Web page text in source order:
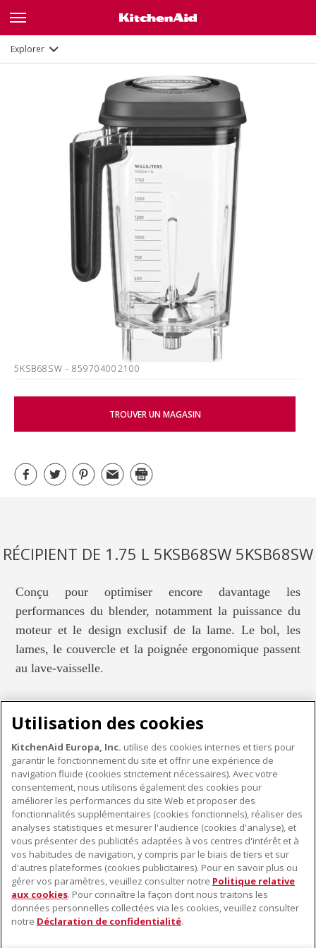
Explorer
5KSB68SW - 859704002100
TROUVER UN MAGASIN
RÉCIPIENT DE 1.75 L 5KSB68SW 5KSB68SW
Conçu pour optimiser encore davantage les
performances du blender, notamment la puissance du
moteur et le design exclusif de la lame. Le bol, les
lames, le couvercle et la poignée ergonomique passent
au lave-vaisselle.
PETITS ÉLECTROMÉNAGERS
À PROPOS DE KITCHENAID
À propos de KitchenAid
Histoire de la marque
Communiqués de presse
ODR
NOS PRODUITS
Petits électroménagers
Matériel de cuisine
Accessoires
SERVICE CLIENT
Trouver un magasin
Utilisation des cookies
KitchenAid Europa, Inc. utilise des cookies internes et tiers pour
garantir le fonctionnement du site et offrir une expérience de
navigation fluide (cookies strictement nécessaires). Avec votre
consentement, nous utilisons également des cookies pour
améliorer les performances du site Web et proposer des
fonctionnalités supplémentaires (cookies fonctionnels), réaliser des
analyses statistiques et mesurer l'audience (cookies d'analyse), et
vous présenter des publicités adaptées à vos centres d'intérêt et à
vos habitudes de navigation, y compris par le biais de tiers et sur
d'autres plateformes (cookies publicitaires). Pour en savoir plus ou
gérer vos paramètres, veuillez consulter notre Politique relative
aux cookies. Pour connaître la façon dont nous traitons les
données personnelles collectées via les cookies, veuillez consulter
notre Déclaration de confidentialité.